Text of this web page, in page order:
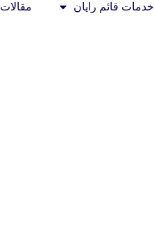
خدمات قائم رایان مقالات